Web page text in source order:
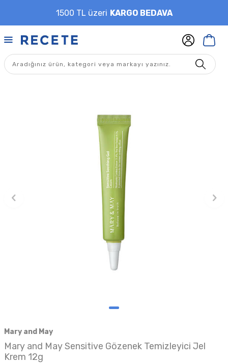
1500 TL üzeri KARGO BEDAVA
Mary and May
Mary and May Sensitive Gözenek Temizleyici Jel
Krem 12g